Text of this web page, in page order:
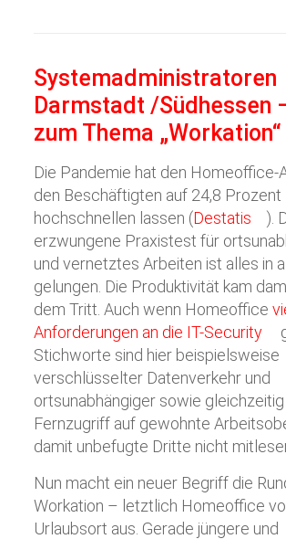
Systemadministratoren
Darmstadt /Südhessen
zum Thema „Workation“
Die Pandemie hat den Homeoffice-
den Beschäftigten auf 24,8 Prozent
hochschnellen lassen (Destatis
).
erzwungene Praxistest für
und vernetztes Arbeiten ist alles in
gelungen. Die Produktivität kam
dem Tritt. Auch wenn Homeoffice
Anforderungen an die IT-Security
Stichworte sind hier beispielsweise
verschlüsselter Datenverkehr und
ortsunabhängiger sowie
Fernzugriff auf gewohnte
damit unbefugte Dritte nicht
Nun macht ein neuer Begriff die
Workation – letztlich Homeoffice
Urlaubsort aus. Gerade jüngere und